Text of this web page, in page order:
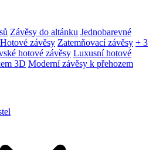
Závěsy do altánku Jednobarevné
Hotové závěsy Zatemňovací závěsy + 3
hotové závěsy Luxusní hotové
3D Moderní závěsy k přehozem